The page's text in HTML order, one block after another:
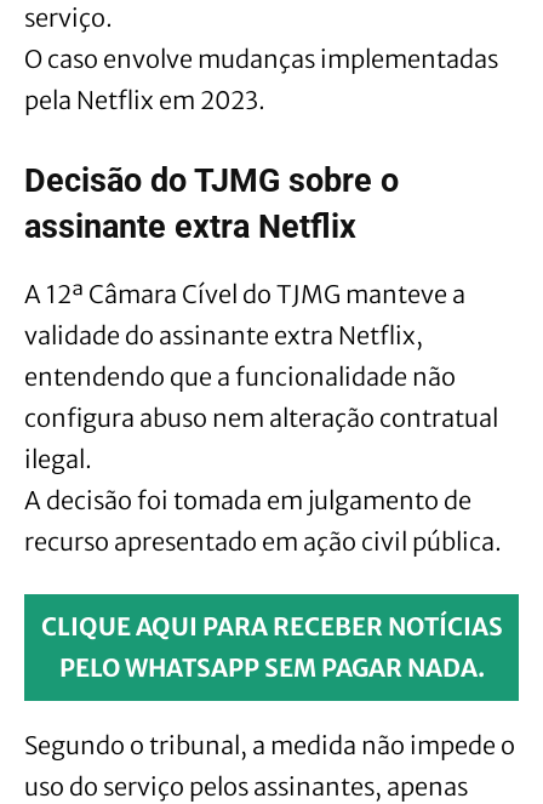
serviço.
O caso envolve mudanças implementadas
pela Netflix em 2023.
Decisão do TJMG sobre o
assinante extra Netflix
A 12ª Câmara Cível do TJMG manteve a
validade do assinante extra Netflix,
entendendo que a funcionalidade não
configura abuso nem alteração contratual
ilegal.
A decisão foi tomada em julgamento de
recurso apresentado em ação civil pública.
CLIQUE AQUI PARA RECEBER NOTÍCIAS
PELO WHATSAPP SEM PAGAR NADA.
Segundo o tribunal, a medida não impede o
uso do serviço pelos assinantes, apenas